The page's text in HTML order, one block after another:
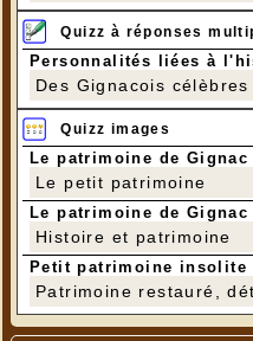
Quizz à réponses
Personnalités liées à
Des Gignacois célèbres
Quizz images
Le patrimoine de Gignac
Le petit patrimoine
Le patrimoine de Gignac
Histoire et patrimoine
Petit patrimoine insolite
Patrimoine restauré,